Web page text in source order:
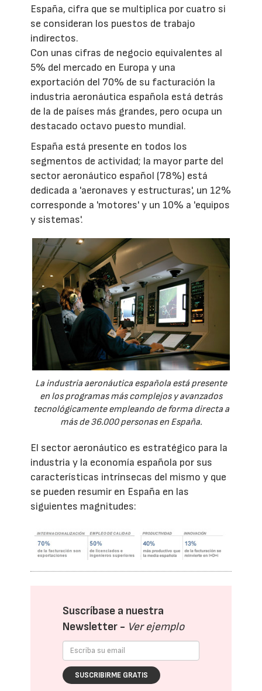
España, cifra que se multiplica por cuatro si
se consideran los puestos de trabajo
indirectos.
Con unas cifras de negocio equivalentes al
5% del mercado en Europa y una
exportación del 70% de su facturación la
industria aeronáutica española está detrás
de la de países más grandes, pero ocupa un
destacado octavo puesto mundial.
España está presente en todos los
segmentos de actividad; la mayor parte del
sector aeronáutico español (78%) está
dedicada a 'aeronaves y estructuras', un 12%
corresponde a 'motores' y un 10% a 'equipos
y sistemas'.
La industria aeronáutica española está presente
en los programas más complejos y avanzados
tecnológicamente empleando de forma directa a
más de 36.000 personas en España.
El sector aeronáutico es estratégico para la
industria y la economía española por sus
características intrínsecas del mismo y que
se pueden resumir en España en las
siguientes magnitudes:
Suscríbase a nuestra
Newsletter - Ver ejemplo
SUSCRIBIRME GRATIS